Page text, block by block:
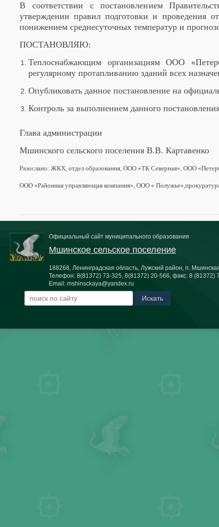
В соответствии с постановлением
утверждении правил подготовки и проведения
понижением среднесуточных температур и
ПОСТАНОВЛЯЮ:
Теплоснабжающим организациям ООО
регулярному протапливанию зданий всех
Опубликовать данное постановление на
Контроль за выполнением данного
Глава администрации
Мшинского сельского поселения В.В. Картавенко
Разослано: ЖКХ, отдел образования, ООО «ТК Северная», ООО
ООО «Районная управляющая компания», ООО «
Официальный сайт муниципального образования
Мшинское сельское поселение
188268, Ленинградская область, Лужский район, п.
Телефон: 8(81372) 73-325, 8(81372) 20-566, факс: 8 (81372)
Email: mshinsckaya@yandex.ru